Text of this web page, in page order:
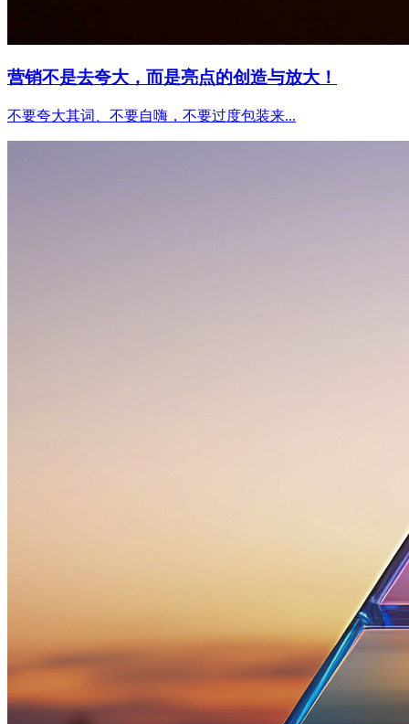
营销不是去夸大，而是亮点的创造与放大！
不要夸大其词、不要自嗨，不要过度包装来...